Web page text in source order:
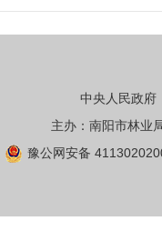
中央人民政府
主办：南阳市林
豫公网安备